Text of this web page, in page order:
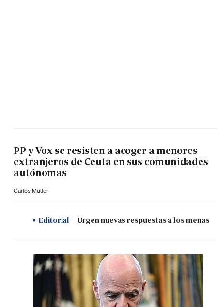
PP y Vox se resisten a acoger a menores
extranjeros de Ceuta en sus comunidades
autónomas
Carlos Mullor
Editorial Urgen nuevas respuestas a los menas